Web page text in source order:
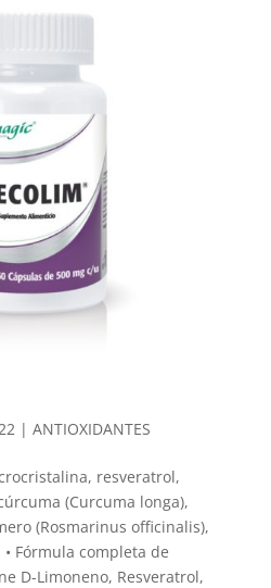
| ANTIOXIDANTES
resveratrol,
(Curcuma longa),
(Rosmarinus officinalis),
Fórmula completa de
D-Limoneno, Resveratrol,